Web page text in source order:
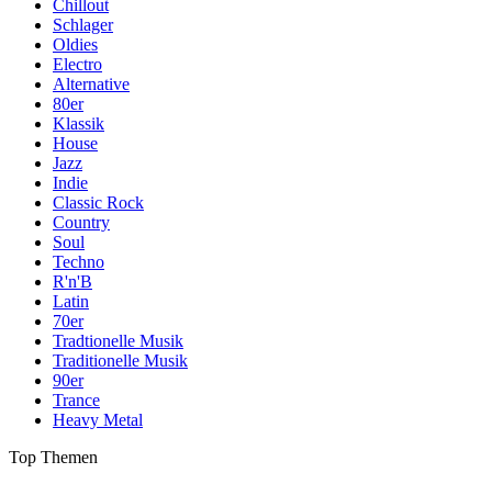
Chillout
Schlager
Oldies
Electro
Alternative
80er
Klassik
House
Jazz
Indie
Classic Rock
Country
Soul
Techno
R'n'B
Latin
70er
Tradtionelle Musik
Traditionelle Musik
90er
Trance
Heavy Metal
Top Themen